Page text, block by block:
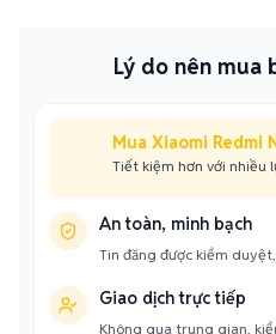
Lý do nên mua
Mua Xiaomi Redmi
Tiết kiệm hơn với nhiều
An toàn, minh bạch
Tin đăng được kiểm
Giao dịch trực tiếp
Không qua trung gian,